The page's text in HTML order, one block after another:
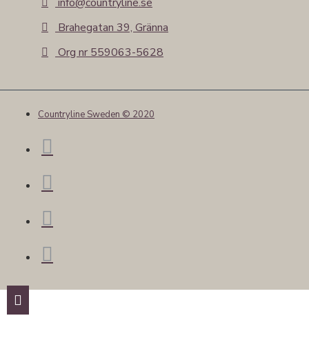
Brahegatan 39, Gränna
Org nr 559063-5628
Countryline Sweden © 2020